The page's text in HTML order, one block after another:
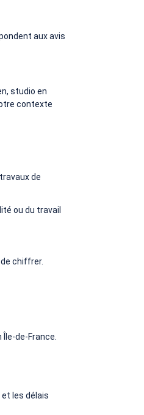
aux avis
studio en
contexte
de
ou du travail
chiffrer.
de-France.
les délais